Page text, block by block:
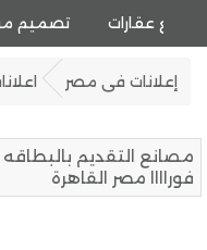
تصميم موقع خدمات
إعلانات فى مصر
مصانع التقديم
فوراااا مصر القاهرة